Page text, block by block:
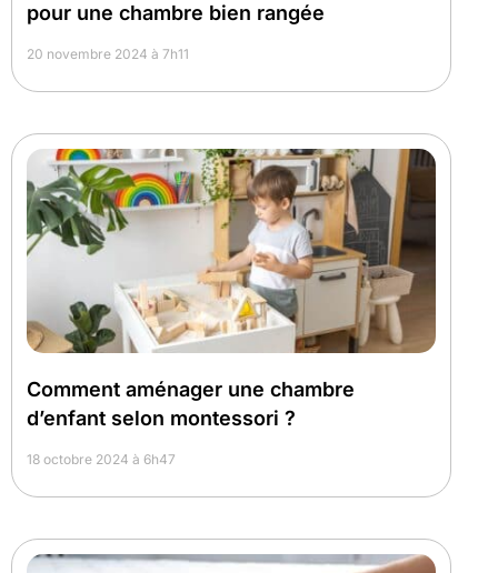
pour une chambre bien rangée
20 novembre 2024 à 7h11
Comment aménager une chambre
d’enfant selon montessori ?
18 octobre 2024 à 6h47